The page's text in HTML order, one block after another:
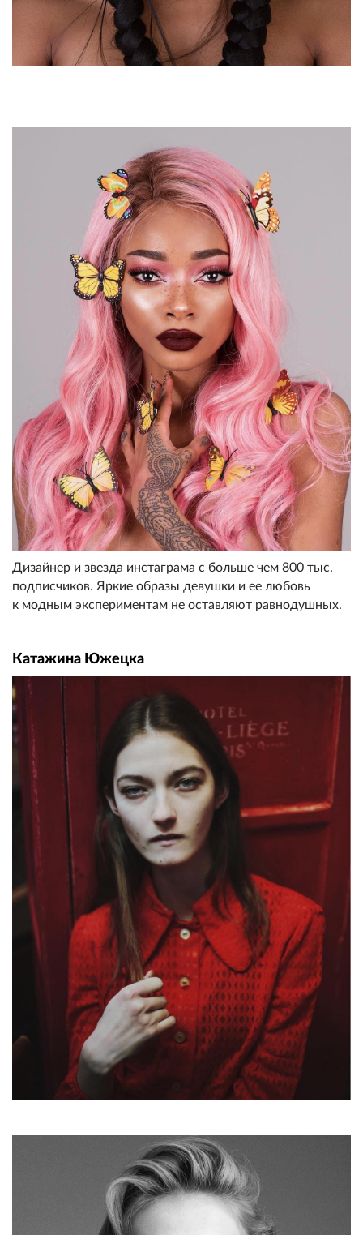
Дизайнер и звезда инстаграма с больше чем 800 тыс.
подписчиков. Яркие образы девушки и ее любовь
к модным экспериментам не оставляют равнодушных.
Катажина Южецка